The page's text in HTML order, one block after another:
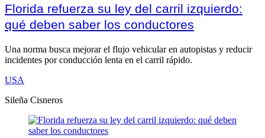
Florida refuerza su ley del carril izquierdo:
qué deben saber los conductores
Una norma busca mejorar el flujo vehicular en autopistas y reducir
incidentes por conducción lenta en el carril rápido.
USA
Sileña Cisneros